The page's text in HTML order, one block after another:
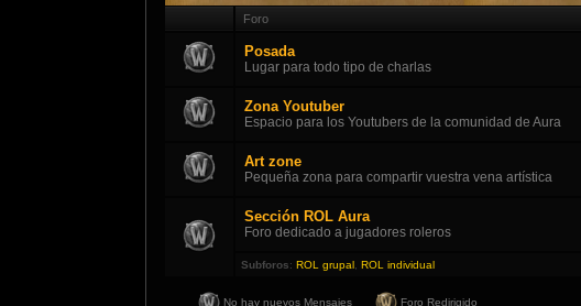
Foro
Posada
Lugar para todo tipo de charlas
Zona Youtuber
Espacio para los Youtubers de la comunidad de Aura
Art zone
Pequeña zona para compartir vuestra vena artística
Sección ROL Aura
Foro dedicado a jugadores roleros
Subforos: ROL grupal ROL individual
No hay nuevos Mensajes Foro Redirigido